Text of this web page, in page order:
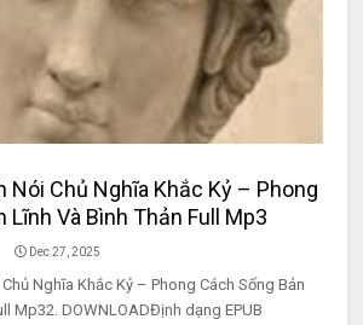
Nói Chủ Nghĩa Khắc Kỷ – Phong
Lĩnh Và Bình Thản Full Mp3
Dec 27, 2025
Nghĩa Khắc Kỷ – Phong Cách Sống Bản
Mp32. DOWNLOADĐịnh dạng EPUB